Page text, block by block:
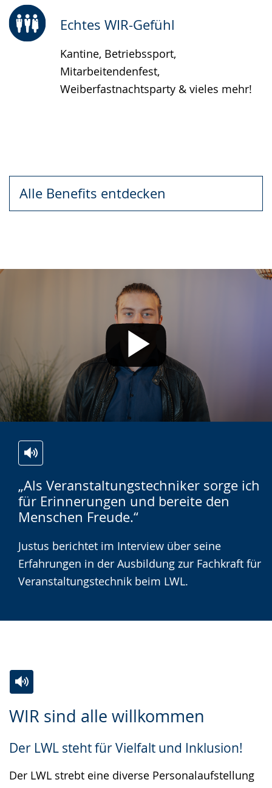
Echtes WIR-Gefühl
Kantine, Betriebssport,
Mitarbeitendenfest,
Weiberfastnachtsparty & vieles mehr!
Alle Benefits entdecken
„Als Veranstaltungstechniker sorge ich
für Erinnerungen und bereite den
Menschen Freude.“
Leichten
Sprache
wechseln.
Audio-
Unterstützung.
Video
in
Deutscher
Gebärdensprache
wird
angezeigt.
Justus berichtet im Interview über seine
Erfahrungen in der Ausbildung zur Fachkraft für
Veranstaltungstechnik beim LWL.
WIR sind alle willkommen
Der LWL steht für Vielfalt und Inklusion!
Der LWL strebt eine diverse Personalaufstellung
Leichten
wechseln.
Audio-
Video
Deutscher
Gebärdensprache